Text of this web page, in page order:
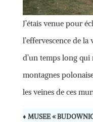
J’étais venue pour
l’effervescence de
d’un temps long qui
montagnes
les veines de ces
♦ MUSEE «